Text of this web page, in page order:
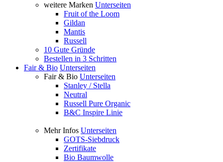
weitere Marken Unterseiten
Fruit of the Loom
Gildan
Mantis
Russell
10 Gute Gründe
Bestellen in 3 Schritten
Fair & Bio Unterseiten
Fair & Bio Unterseiten
Stanley / Stella
Neutral
Russell Pure Organic
B&C Inspire Linie
Mehr Infos Unterseiten
GOTS-Siebdruck
Zertifikate
Bio Baumwolle